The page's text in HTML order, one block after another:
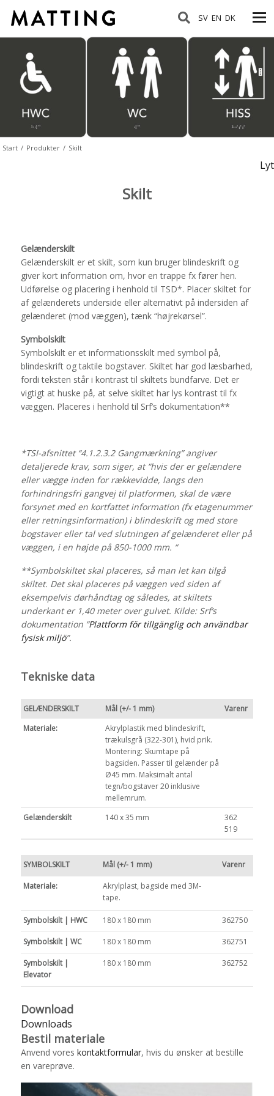
SV EN DK
Start / Produkter / Skilt
Lyt
Skilt
Gelænderskilt
Gelænderskilt er et skilt, som kun bruger blindeskrift og
giver kort information om, hvor en trappe fx fører hen.
Udførelse og placering i henhold til TSD*. Placer skiltet for
af gelænderets underside eller alternativt på indersiden af
gelænderet (mod væggen), tænk “højrekørsel”.
Symbolskilt
Symbolskilt er et informationsskilt med symbol på,
blindeskrift og taktile bogstaver. Skiltet har god læsbarhed,
fordi teksten står i kontrast til skiltets bundfarve. Det er
vigtigt at huske på, at selve skiltet har lys kontrast til fx
væggen. Placeres i henhold til Srf’s dokumentation**
*TSI-afsnittet “4.1.2.3.2 Gangmærkning” angiver
detaljerede krav, som siger, at “hvis der er gelændere
eller vægge inden for rækkevidde, langs den
forhindringsfri gangvej til platformen, skal de være
forsynet med en kortfattet information (fx etagenummer
eller retningsinformation) i blindeskrift og med store
bogstaver eller tal ved slutningen af gelænderet eller på
væggen, i en højde på 850-1000 mm. “
**Symbolskiltet skal placeres, så man let kan tilgå
skiltet. Det skal placeres på væggen ved siden af
eksempelvis dørhåndtag og således, at skiltets
underkant er 1,40 meter over gulvet. Kilde: Srf’s
dokumentation”Plattform för tillgänglig och användbar
fysisk miljö”.
Tekniske data
GELÆNDERSKILT Mål (+/- 1 mm)
Varenr
Materiale:
Akrylplastik med blindeskrift,
trækulsgrå (322-301), hvid prik.
Montering: Skumtape på
bagsiden. Passer til gelænder på
Ø45 mm. Maksimalt antal
tegn/bogstaver 20 inklusive
mellemrum.
Gelænderskilt
140 x 35 mm
362
519
SYMBOLSKILT Mål (+/- 1 mm) Varenr
Materiale:
Akrylplast, bagside med 3M-
tape.
Symbolskilt | HWC 180 x 180 mm 362750
Symbolskilt | WC 180 x 180 mm 362751
Symbolskilt |
Elevator
180 x 180 mm 362752
Download
Downloads
Bestil materiale
Anvend vores kontaktformular, hvis du ønsker at bestille
en vareprøve.